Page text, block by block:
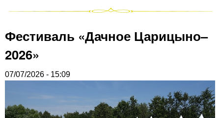
Фестиваль «Дачное Царицыно–
2026»
07/07/2026 - 15:09